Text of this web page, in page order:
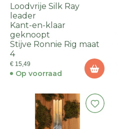
4 2PCS WEED
Loodvrije Silk Ray
leader
Kant-en-klaar
geknoopt
Stijve Ronnie Rig maat
4
€ 15,49
Op voorraad